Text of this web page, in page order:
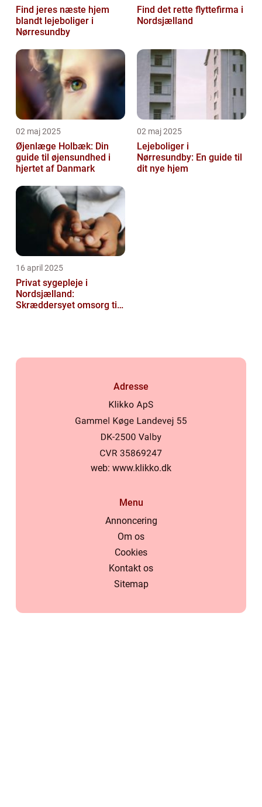
Find jeres næste hjem
blandt lejeboliger i
Nørresundby
Find det rette flyttefirma i
Nordsjælland
02 maj 2025
Øjenlæge Holbæk: Din
guide til øjensundhed i
hjertet af Danmark
02 maj 2025
Lejeboliger i
Nørresundby: En guide til
dit nye hjem
16 april 2025
Privat sygepleje i
Nordsjælland:
Skræddersyet omsorg til
Adresse
web: www.klikko.dk
Menu
Annoncering
Om os
Cookies
Kontakt os
Sitemap